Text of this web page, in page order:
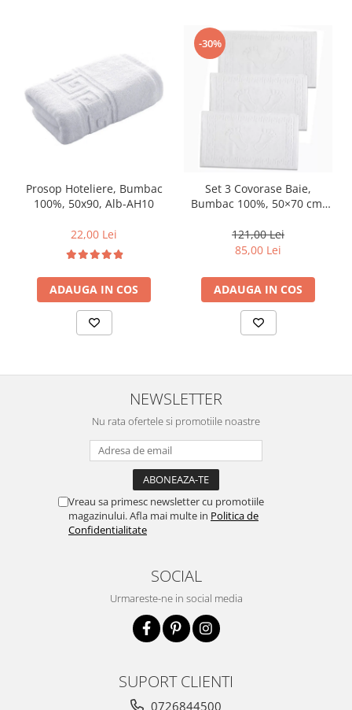
Prosop Hoteliere, Bumbac
100%, 50x90, Alb-AH10
22,00 Lei
ADAUGA IN COS
-30%
Set 3 Covorase Baie,
Bumbac 100%, 50×70 cm,
121,00 Lei
85,00 Lei
ADAUGA IN COS
NEWSLETTER
Nu rata ofertele si promotiile noastre
Vreau sa primesc newsletter cu promotiile
magazinului. Afla mai multe in Politica de
Confidentialitate
SOCIAL
Urmareste-ne in social media
SUPORT CLIENTI
0726844500